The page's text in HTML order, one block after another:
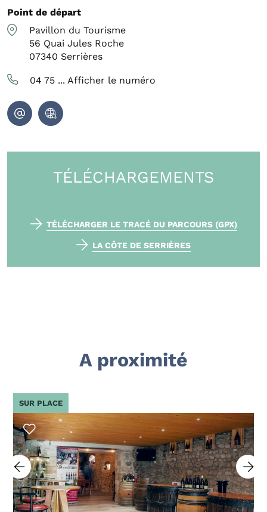
Point de départ
Pavillon du Tourisme
56 Quai Jules Roche
07340 Serrières
04 75 ... Afficher le numéro
TÉLÉCHARGEMENTS
TÉLÉCHARGER LE TRACÉ DU PARCOURS (GPX)
LA CÔTE DE SERRIÈRES
A proximité
SUR PLACE